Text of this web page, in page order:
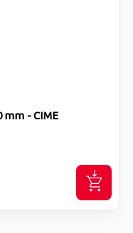
mm - CIME